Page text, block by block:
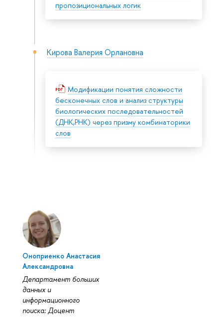
пропозициональных логик
Кирова Валерия Орлановна
Модификации понятия сложности
бесконечных слов и анализ структуры
биологических последовательностей
(ДНК,РНК) через призму комбинаторики
слов
Оноприенко Анастасия
Александровна
Департамент больших
данных и
информационного
поиска: Доцент